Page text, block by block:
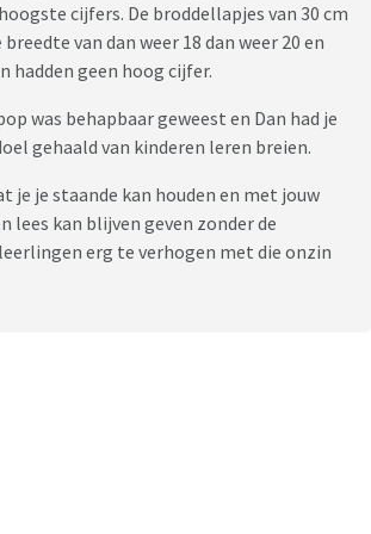
cijfers. De broddellapjes van 30 cm
van dan weer 18 dan weer 20 en
hadden geen hoog cijfer.
was behapbaar geweest en Dan had je
gehaald van kinderen leren breien.
je je staande kan houden en met jouw
lees kan blijven geven zonder de
erg te verhogen met die onzin